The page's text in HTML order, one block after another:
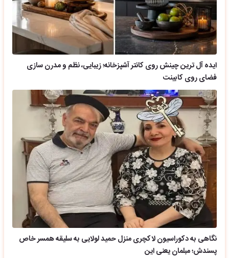
ایده آل ترین چینش روی کانتر آشپزخانه؛ زیبایی، نظم و مدرن سازی
فضای روی کابینت
نگاهی به دکوراسیون لاکچری منزل حمید لولایی به سلیقه همسر خاص
پسندش؛ مبلمان یعنی این